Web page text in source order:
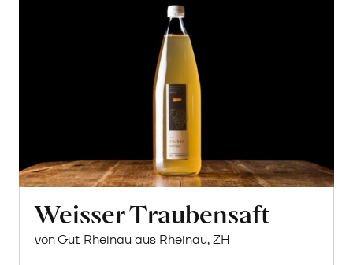
Weisser Traubensaft
von Gut Rheinau aus Rheinau, ZH